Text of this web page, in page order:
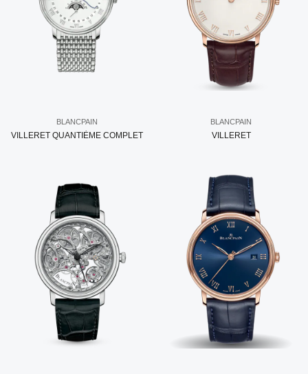
BLANCPAIN
VILLERET QUANTIÈME COMPLET
BLANCPAIN
VILLERET